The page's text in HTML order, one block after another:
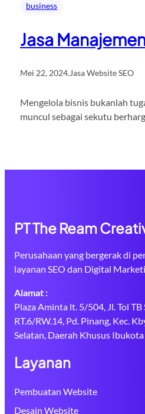
business
Jasa
Mei 22, 2024.Jasa Website SEO
Mengelola bisnis bukanlah
muncul sebagai sekutu
PT The Ream
Perusahaan yang bergerak di
layanan SEO dan Digital
Alamat :
Plaza Aminta lt. 5/504, Jl. Tol
RT.6/RW.14, Pd. Pinang, Kec.
Selatan, Daerah Khusus
Layanan
Pembuatan Website
Desain Website